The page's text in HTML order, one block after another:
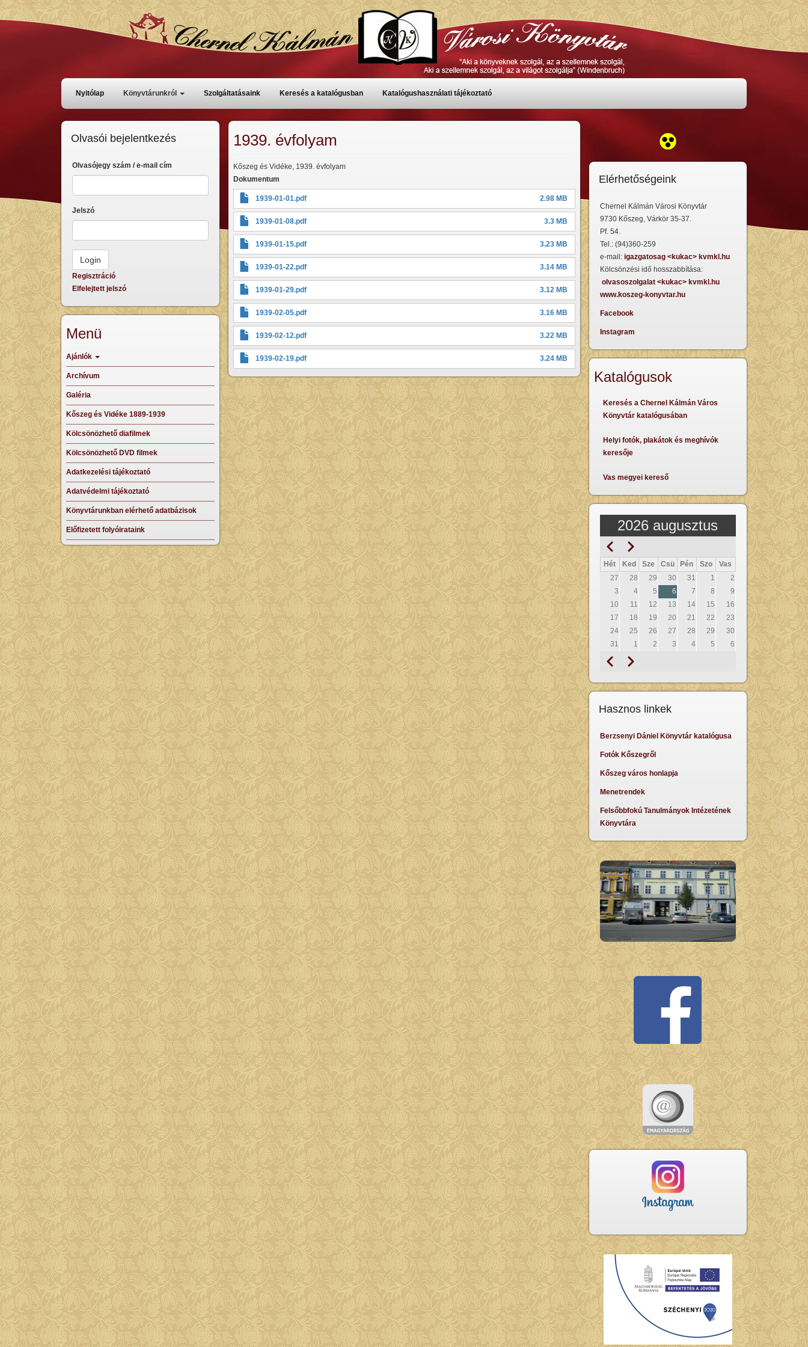
Ugrás
Főmenü
Nyitólap Könyvtárunkról Szolgáltatásaink Keresés a katalógusban Katalógushasználati tájékoztató
1939. évfolyam
Kőszeg és Vidéke, 1939. évfolyam
Dokumentum
1939-01-01.pdf 2.98 MB
1939-01-08.pdf 3.3 MB
1939-01-15.pdf 3.23 MB
1939-01-22.pdf 3.14 MB
1939-01-29.pdf 3.12 MB
1939-02-05.pdf 3.16 MB
1939-02-12.pdf 3.22 MB
1939-02-19.pdf 3.24 MB
Olvasói bejelentkezés
Olvasójegy szám / e-mail cím
Jelszó
Regisztráció
Elfelejtett jelszó
Menü
Ajánlók
Archívum
Galéria
Kőszeg és Vidéke 1889-1939
Kölcsönözhető diafilmek
Kölcsönözhető DVD filmek
Adatkezelési tájékoztató
Adatvédelmi tájékoztató
Könyvtárunkban elérhető adatbázisok
Előfizetett folyóirataink
Elérhetőségeink
Chernel Kálmán Városi Könyvtár
9730 Kőszeg, Várkör 35-37.
Pf. 54.
Tel.: (94)360-259
e-mail: igazgatosag <kukac> kvmkl.hu
Kölcsönzési idő hosszabbítása:
olvasoszolgalat <kukac> kvmkl.hu
www.koszeg-konyvtar.hu
Facebook
Instagram
Katalógusok
Keresés a Chernel Kálmán Város
Könyvtár katalógusában
Helyi fotók, plakátok és meghívók
keresője
Vas megyei kereső
2026 augusztus
Oldalszámozás
Előző Következő
Hét Ked Sze Csü Pén Szo
Vas
27
28 29 30 31 1
2
3
4 5 6 7 8
9
10
11 12 13 14 15
16
17
18 19 20 21 22
23
24
25 26 27 28 29
30
31
1 2 3 4 5 6
Oldalszámozás
Előző Következő
Hasznos linkek
Berzsenyi Dániel Könyvtár katalógusa
Fotók Kőszegről
Kőszeg város honlapja
Menetrendek
Felsőbbfokú Tanulmányok Intézetének
Könyvtára